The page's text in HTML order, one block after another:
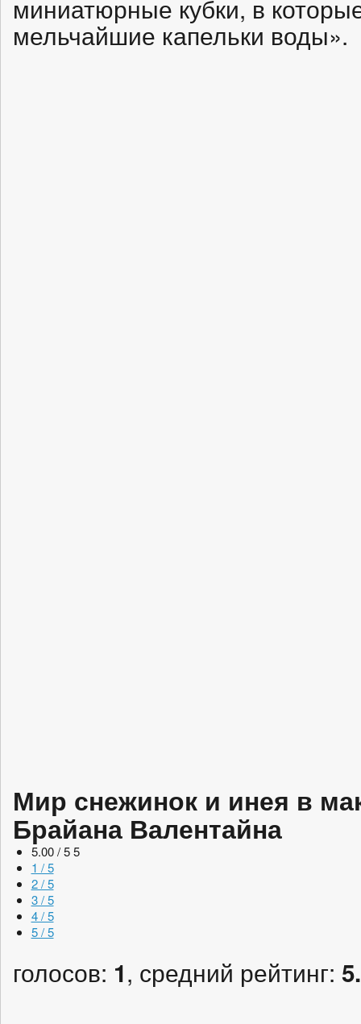
миниатюрные кубки, в
мельчайшие капельки воды».
Мир снежинок и инея в
Брайана Валентайна
5.00 / 5 5
1 / 5
2 / 5
3 / 5
4 / 5
5 / 5
голосов: 1, средний рейтинг: